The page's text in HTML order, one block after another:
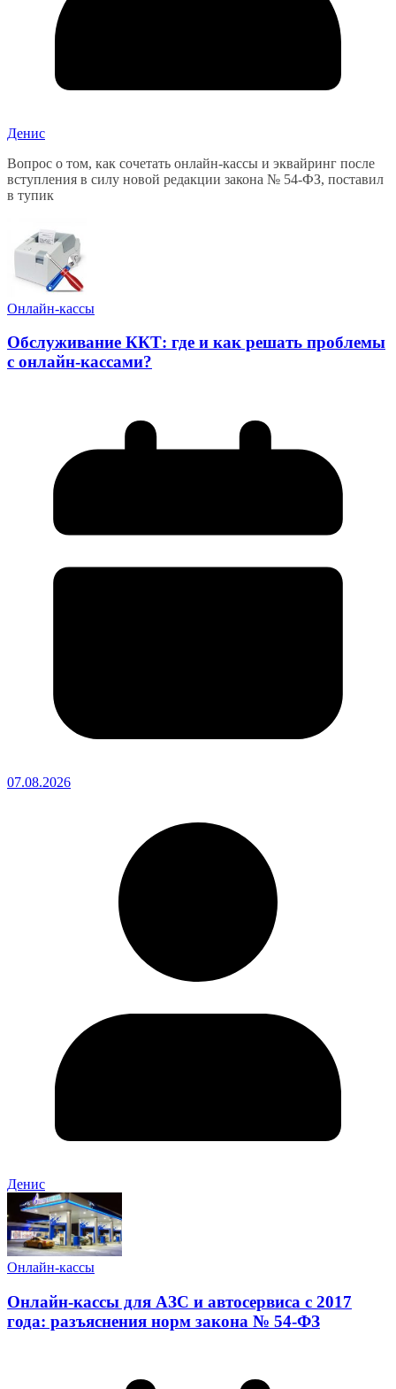
Денис
Вопрос о том, как сочетать онлайн-кассы и эквайринг после
вступления в силу новой редакции закона № 54-ФЗ, поставил
в тупик
Онлайн-кассы
Обслуживание ККТ: где и как решать проблемы
с онлайн-кассами?
07.08.2026
Денис
Онлайн-кассы
Онлайн-кассы для АЗС и автосервиса с 2017
года: разъяснения норм закона № 54-ФЗ